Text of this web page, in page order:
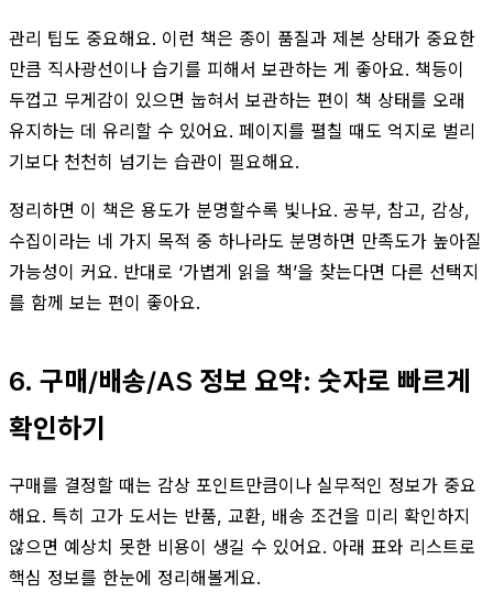
관리 팁도 중요해요. 이런 책은 종이 품질과 제본 상태가 중요한
만큼 직사광선이나 습기를 피해서 보관하는 게 좋아요. 책등이
두껍고 무게감이 있으면 눕혀서 보관하는 편이 책 상태를 오래
유지하는 데 유리할 수 있어요. 페이지를 펼칠 때도 억지로 벌리
기보다 천천히 넘기는 습관이 필요해요.
정리하면 이 책은 용도가 분명할수록 빛나요. 공부, 참고, 감상,
수집이라는 네 가지 목적 중 하나라도 분명하면 만족도가 높아질
가능성이 커요. 반대로 ‘가볍게 읽을 책’을 찾는다면 다른 선택지
를 함께 보는 편이 좋아요.
6. 구매/배송/AS 정보 요약: 숫자로 빠르게
확인하기
구매를 결정할 때는 감상 포인트만큼이나 실무적인 정보가 중요
해요. 특히 고가 도서는 반품, 교환, 배송 조건을 미리 확인하지
않으면 예상치 못한 비용이 생길 수 있어요. 아래 표와 리스트로
핵심 정보를 한눈에 정리해볼게요.